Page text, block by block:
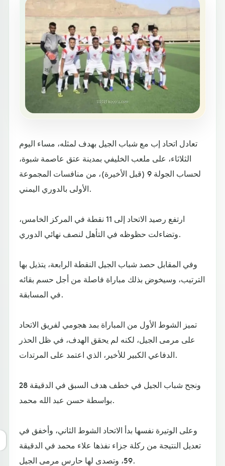
تعادل اتحاد إب مع شباب الجيل بهدف لمثله، مساء اليوم
الثلاثاء، على ملعب الخليفي بمدينة عتق عاصمة شبوة،
لحساب الجولة 9 (قبل الأخيرة)، من منافسات المجموعة
الأولى بالدوري اليمني.
ارتفع رصيد الاتحاد إلى 11 نقطة في المركز الخامس،
وتضاءلت حظوظه في التأهل لنصف نهائي الدوري.
وفي المقابل حصد شباب الجيل النقطة الرابعة، يتذيل بها
الترتيب، وسيخوض بذلك مباراة فاصلة من أجل حسم بقائه
في المسابقة.
تميز الشوط الأول من المباراة بمد هجومي لفريق الاتحاد
على مرمى الجيل، لكنه لم يحقق الهدف، في ظل الحذر
الدفاعي الكبير للأخير، الذي اعتمد على المرتدات.
ونجح شباب الجيل في خطف هدف السبق في الدقيقة 28
بواسطة حسن عبد الله محمد.
وعلى الوتيرة نفسها بدأ الاتحاد الشوط الثاني، وأخفق في
تعديل النتيجة من ركلة جزاء نفذها علاء محمد في الدقيقة
59، وتصدى لها حارس مرمى الجيل.